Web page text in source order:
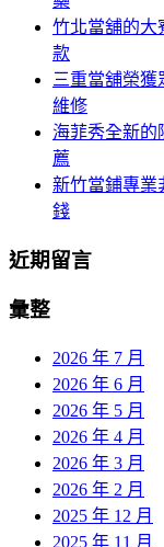
竹北當舖的大
款
三重當舖榮獲
維修
海菲秀全新的
薦
新竹當鋪專業
錢
近期留言
彙整
2026 年 7 月
2026 年 6 月
2026 年 5 月
2026 年 4 月
2026 年 3 月
2026 年 2 月
2025 年 12 月
2025 年 11 月